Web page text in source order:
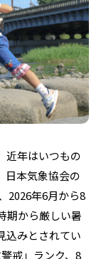
近年はいつもの
日本気象協会の
2026年6月から8
期から厳しい暑
込みとされてい
戒」ランク、8